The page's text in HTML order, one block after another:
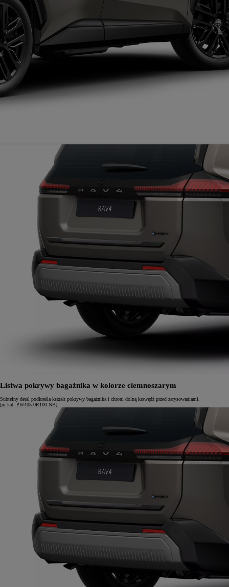
Listwa pokrywy bagażnika w kolorze ciemnoszarym
Subtelny detal podkreśla kształt pokrywy bagażnika i chroni dolną krawędź przed zarysowaniami.
[nr kat. PW405-0R100-NB]